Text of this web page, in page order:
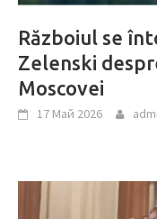
Războiul se
Zelenski
Moscovei
17 Май 2026